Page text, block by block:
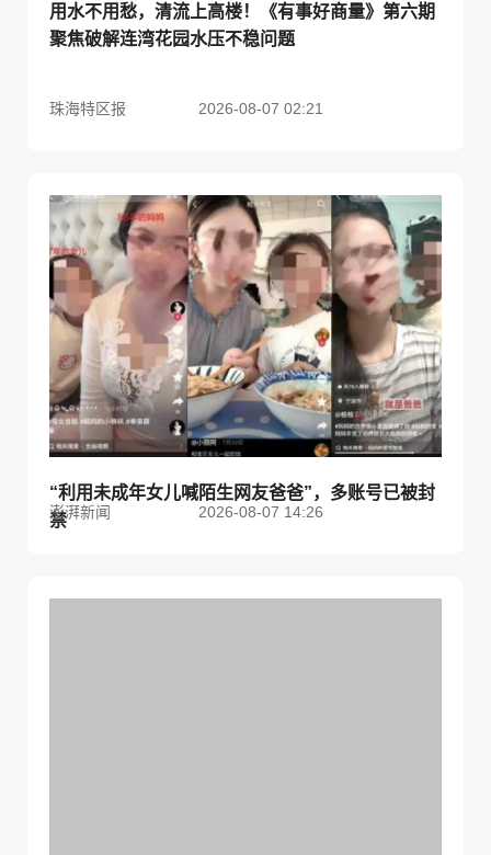
用水不用愁，清流上高楼！《有事好商量》第六期
聚焦破解连湾花园水压不稳问题
珠海特区报 2026-08-07 02:21
“利用未成年女儿喊陌生网友爸爸”，多账号已被封
禁
澎湃新闻 2026-08-07 14:26